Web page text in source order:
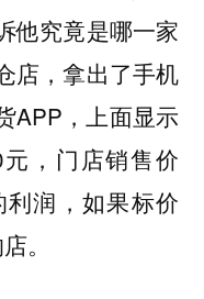
他究竟是哪一家
店，拿出了手机
APP，上面显示
，门店销售价
利润，如果标价
。